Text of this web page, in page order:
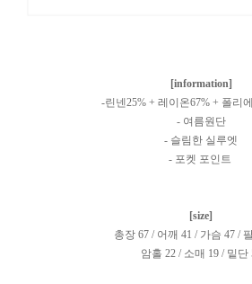
[information]
-린넨25% + 레이온67% + 폴리
- 여름원단
- 슬림한 실루엣
- 포켓 포인트
[size]
총장 67 / 어깨 41 / 가슴 47 /
암홀 22 / 소매 19 / 밑단